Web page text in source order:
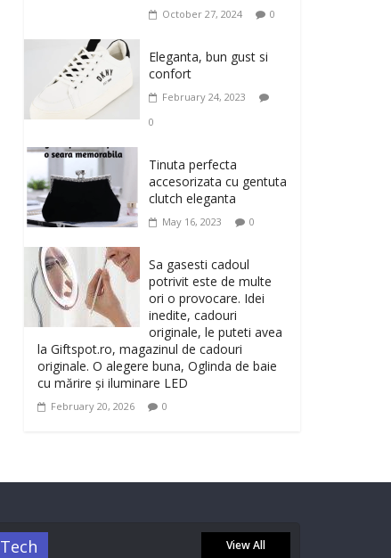
October 27, 2024 0
Eleganta, bun gust si
confort
February 24, 2023
0
Tinuta perfecta
accesorizata cu gentuta
clutch eleganta
May 16, 2023 0
Sa gasesti cadoul
potrivit este de multe
ori o provocare. Idei
inedite, cadouri
originale, le puteti avea
la Giftspot.ro, magazinul de cadouri
originale. O alegere buna, Oglinda de baie
cu mărire și iluminare LED
February 20, 2026 0
Tech View All